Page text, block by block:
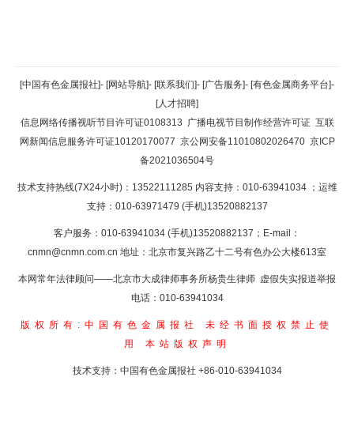
返回顶部
返回首页
[中国有色金属报社]- [网站导航]- [联系我们]- [广告服务]- [有色金属商务平台]-
[人才招聘]
信息网络传播视听节目许可证0108313 广播电视节目制作经营许可证 互联
网新闻信息服务许可证10120170077 京公网安备11010802026470 京ICP
备2021036504号
技术支持热线(7X24小时)：13522111285 内容支持：010-63941034 ；运维
支持：010-63971479 (手机)13520882137
客户服务：010-63941034 (手机)13520882137；E-mail：
cnmn@cnmn.com.cn 地址：北京市复兴路乙十二号有色办公大楼613室
本网常年法律顾问——北京市大成律师事务所杨贵生律师 虚假失实报道举报
电话：010-63941034
版权所有:中国有色金属报社
未经书面授权禁止使
用 本站版权声明
技术支持：中国有色金属报社 +86-010-63941034